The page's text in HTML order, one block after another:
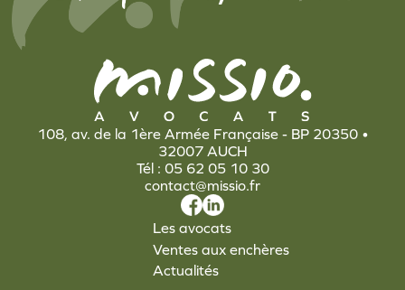
108, av. de la 1ère Armée Française - BP 20350 •
32007 AUCH
Tél : 05 62 05 10 30
contact@missio.fr
Les avocats
Ventes aux enchères
Actualités